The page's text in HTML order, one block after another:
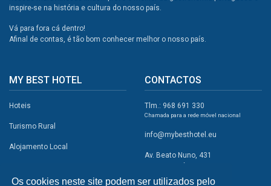
Os cookies neste site podem ser utilizados pelo
inspire-se na história e cultura do nosso país.
Vá para fora cá dentro!
Afinal de contas, é tão bom conhecer melhor o nosso país.
MY BEST HOTEL
Hoteis
Turismo Rural
Alojamento Local
CONTACTOS
Tlm.: 968 691 330
Chamada para a rede móvel nacional
info@mybesthotel.eu
Av. Beato Nuno, 431
2495-401 Fátima